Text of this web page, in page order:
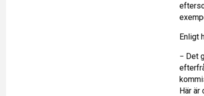
Enligt
− Det
Här är